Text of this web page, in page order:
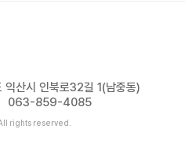
산시 인북로32길 1(남중동)
063-859-4085
rights reserved.